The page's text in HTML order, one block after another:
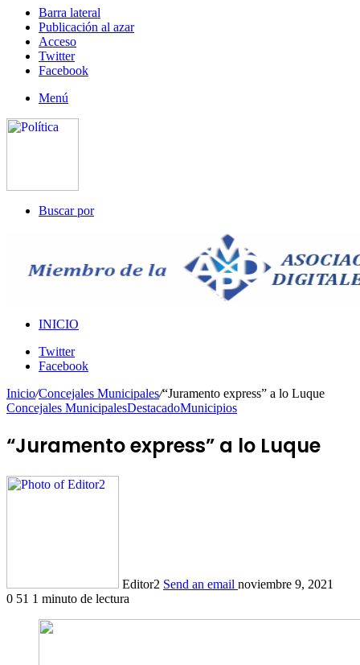
Barra lateral
Publicación al azar
Acceso
Twitter
Facebook
Menú
Buscar por
INICIO
Twitter
Facebook
Inicio/Concejales Municipales/“Juramento express” a lo Luque
Concejales MunicipalesDestacadoMunicipios
“Juramento express” a lo Luque
Editor2 Send an email noviembre 9, 2021
0 51 1 minuto de lectura